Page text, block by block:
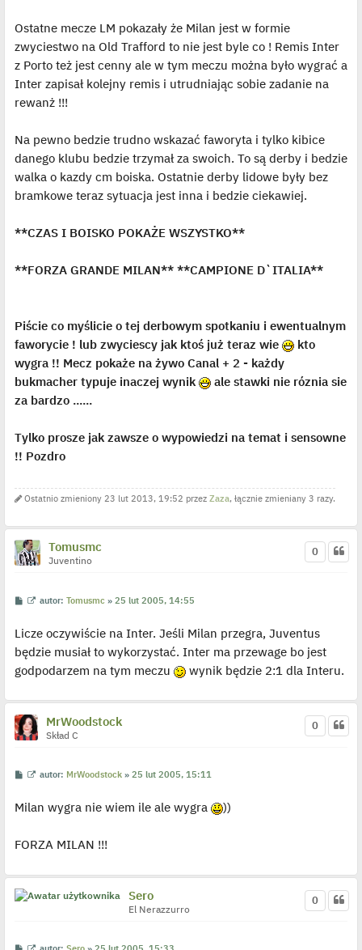
Ostatne mecze LM pokazały że Milan jest w formie
zwyciestwo na Old Trafford to nie jest byle co ! Remis Inter
z Porto też jest cenny ale w tym meczu można było wygrać a
Inter zapisał kolejny remis i utrudniając sobie zadanie na
rewanż !!!
Na pewno bedzie trudno wskazać faworyta i tylko kibice
danego klubu bedzie trzymał za swoich. To są derby i bedzie
walka o kazdy cm boiska. Ostatnie derby lidowe były bez
bramkowe teraz sytuacja jest inna i bedzie ciekawiej.
**CZAS I BOISKO POKAŻE WSZYSTKO**
**FORZA GRANDE MILAN** **CAMPIONE D`ITALIA**
Piście co myślicie o tej derbowym spotkaniu i ewentualnym
faworycie ! lub zwyciescy jak ktoś już teraz wie
kto
wygra !! Mecz pokaże na żywo Canal + 2 - każdy
bukmacher typuje inaczej wynik
ale stawki nie róznia sie
za bardzo ......
Tylko prosze jak zawsze o wypowiedzi na temat i sensowne
!! Pozdro
Ostatnio zmieniony 23 lut 2013, 19:52 przez Zaza, łącznie zmieniany 3 razy.
Tomusmc
Juventino
0
P
t
W
w
i
e
l
j
e
d
y
y
s
autor:Tomusmc »25 lut 2005, 14:55
Licze oczywiście na Inter. Jeśli Milan przegra, Juventus
będzie musiał to wykorzystać. Inter ma przewage bo jest
godpodarzem na tym meczu
wynik będzie 2:1 dla Interu.
MrWoodstock
Skład C
0
P
t
W
w
i
l
j
d
autor: MrWoodstock »25 lut 2005, 15:11
Milan wygra nie wiem ile ale wygra ))
FORZA MILAN !!!
Sero
El Nerazzurro
0
P W